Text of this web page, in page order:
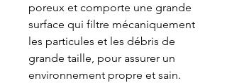
poreux et comporte une grande
surface qui filtre mécaniquement
les particules et les débris de
grande taille, pour assurer un
environnement propre et sain.